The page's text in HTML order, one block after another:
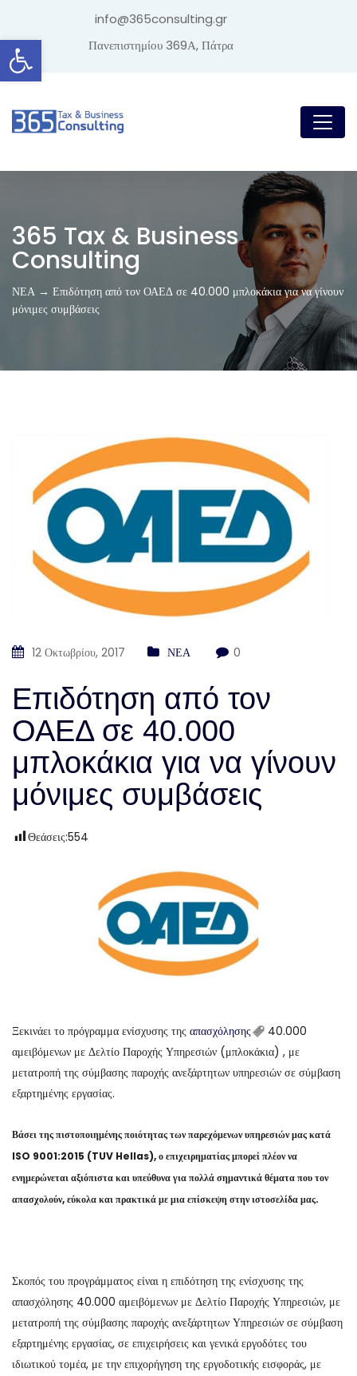
Ανοίξτε τη γραμμή εργαλείων
info@365consulting.gr
Πανεπιστημίου 369Α, Πάτρα
365 Tax & Business
Consulting
ΝΕΑ → Επιδότηση από τον ΟΑΕΔ σε 40.000 μπλοκάκια για να γίνουν
μόνιμες συμβάσεις
12 Οκτωβρίου, 2017 ΝΕΑ 0
Επιδότηση από τον
ΟΑΕΔ σε 40.000
μπλοκάκια για να γίνουν
μόνιμες συμβάσεις
Θεάσεις:554
Ξεκινάει το πρόγραμμα ενίσχυσης της απασχόλησης
40.000
αμειβόμενων με Δελτίο Παροχής Υπηρεσιών (μπλοκάκια) , με
μετατροπή της σύμβασης παροχής ανεξάρτητων υπηρεσιών σε σύμβαση
εξαρτημένης εργασίας.
Βάσει της πιστοποιημένης ποιότητας των παρεχόμενων υπηρεσιών μας κατά
ISO 9001:2015 (TUV Hellas), ο επιχειρηματίας μπορεί πλέον να
ενημερώνεται αξιόπιστα και υπεύθυνα για πολλά σημαντικά θέματα που τον
απασχολούν, εύκολα και πρακτικά με μια επίσκεψη στην ιστοσελίδα μας.
Σκοπός του προγράμματος είναι η επιδότηση της ενίσχυσης της
απασχόλησης 40.000 αμειβόμενων με Δελτίο Παροχής Υπηρεσιών, με
μετατροπή της σύμβασης παροχής ανεξάρτητων Υπηρεσιών σε σύμβαση
εξαρτημένης εργασίας, σε επιχειρήσεις και γενικά εργοδότες του
ιδιωτικού τομέα, με την επιχορήγηση της εργοδοτικής εισφοράς, με